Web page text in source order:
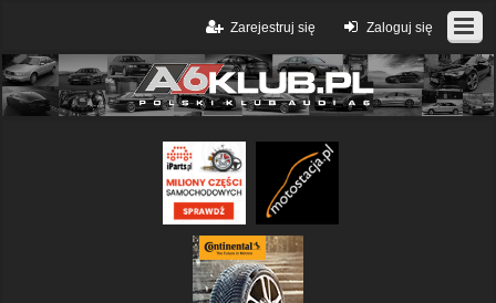
Zaloguj się
Zarejestruj się